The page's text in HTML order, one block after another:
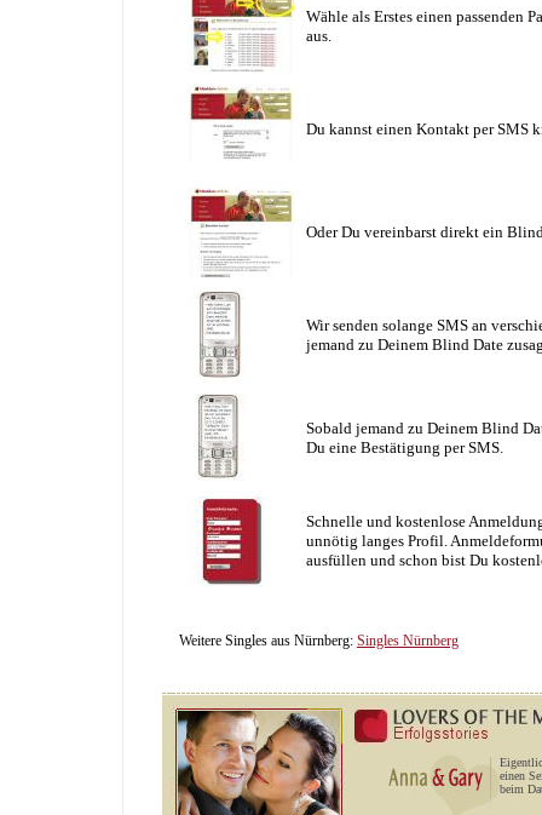
Wähle als Erstes einen passenden
aus.
Du kannst einen Kontakt per SMS
Oder Du vereinbarst direkt ein
Wir senden solange SMS an
jemand zu Deinem Blind Date
Sobald jemand zu Deinem Blind
Du eine Bestätigung per SMS.
Schnelle und kostenlose
unnötig langes Profil.
ausfüllen und schon bist Du
Weitere Singles aus Nürnberg: Singles Nürnberg
einen
beim